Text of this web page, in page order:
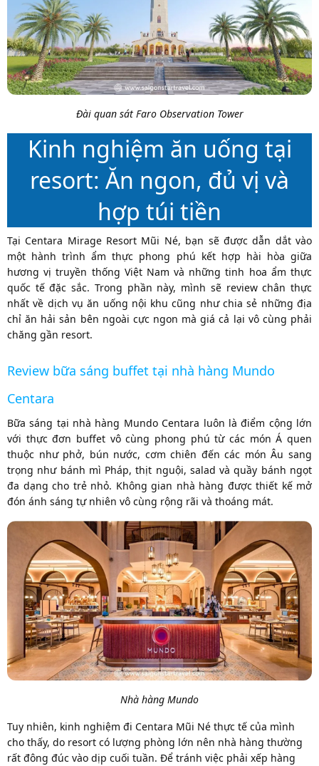
Đài quan sát Faro Observation Tower
Kinh nghiệm ăn uống tại
resort: Ăn ngon, đủ vị và
hợp túi tiền
Tại Centara Mirage Resort Mũi Né, bạn sẽ được dẫn dắt vào
một hành trình ẩm thực phong phú kết hợp hài hòa giữa
hương vị truyền thống Việt Nam và những tinh hoa ẩm thực
quốc tế đặc sắc. Trong phần này, mình sẽ review chân thực
nhất về dịch vụ ăn uống nội khu cũng như chia sẻ những địa
chỉ ăn hải sản bên ngoài cực ngon mà giá cả lại vô cùng phải
chăng gần resort.
Review bữa sáng buffet tại nhà hàng Mundo
Centara
Bữa sáng tại nhà hàng Mundo Centara luôn là điểm cộng lớn
với thực đơn buffet vô cùng phong phú từ các món Á quen
thuộc như phở, bún nước, cơm chiên đến các món Âu sang
trọng như bánh mì Pháp, thịt nguội, salad và quầy bánh ngọt
đa dạng cho trẻ nhỏ. Không gian nhà hàng được thiết kế mở
đón ánh sáng tự nhiên vô cùng rộng rãi và thoáng mát.
Nhà hàng Mundo
Tuy nhiên, kinh nghiệm đi Centara Mũi Né thực tế của mình
cho thấy, do resort có lượng phòng lớn nên nhà hàng thường
rất đông đúc vào dịp cuối tuần. Để tránh việc phải xếp hàng